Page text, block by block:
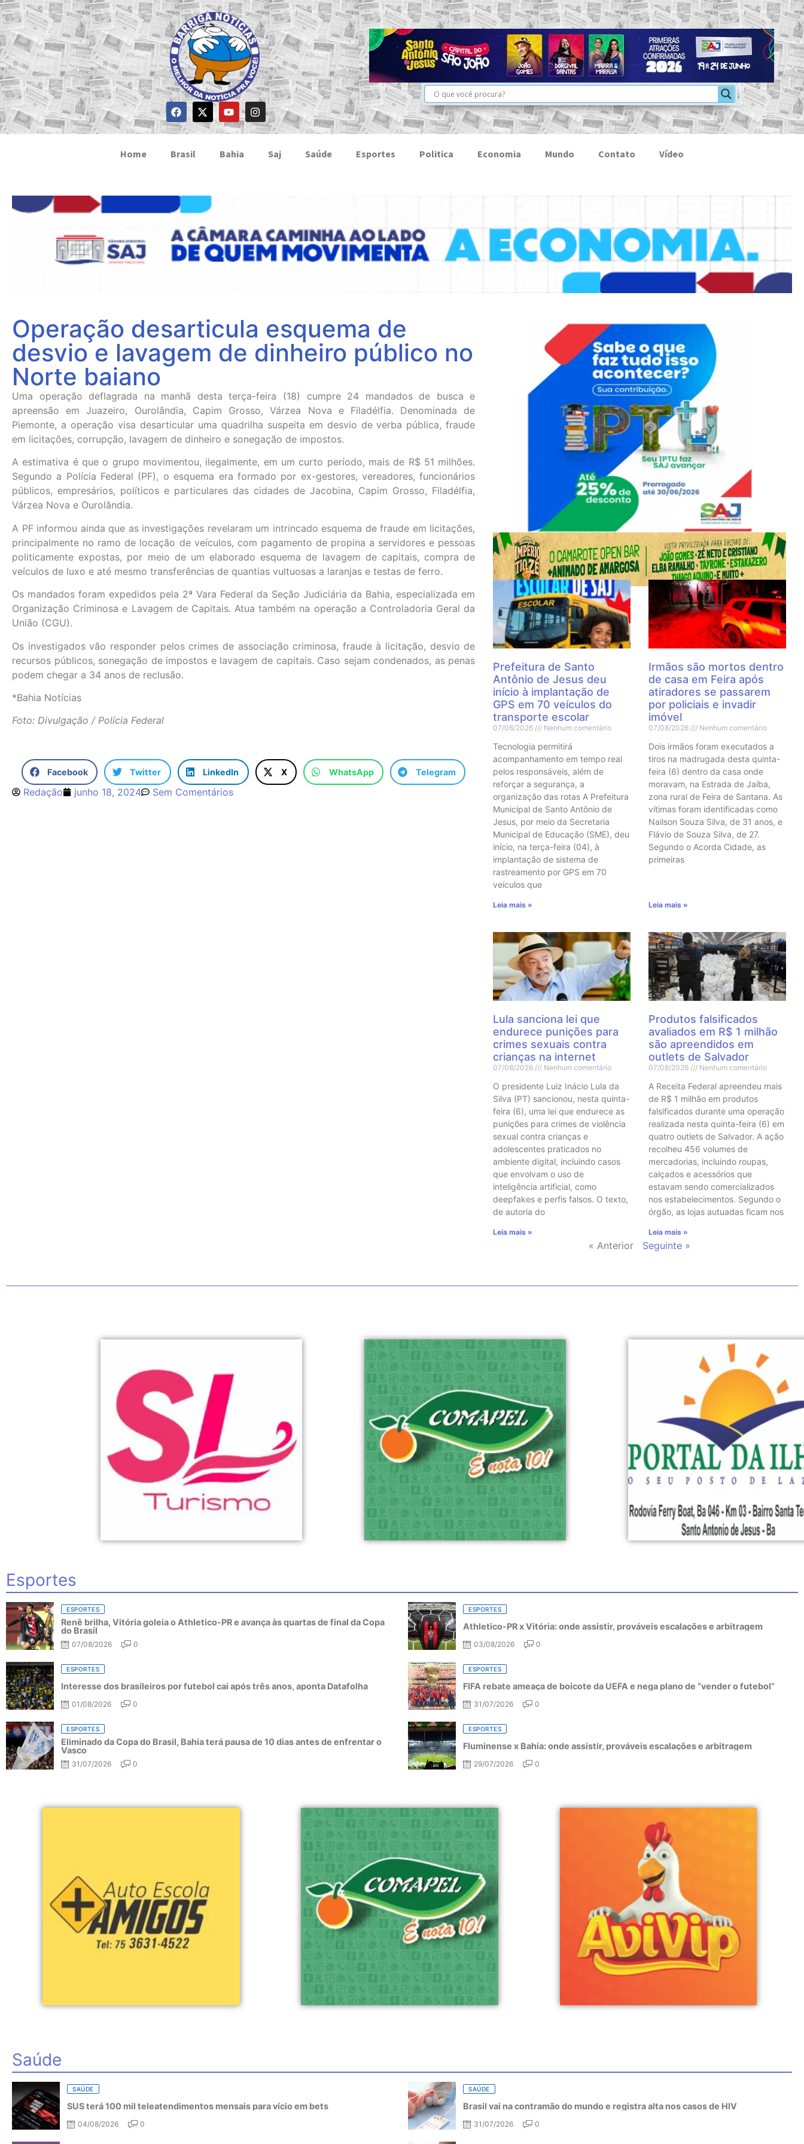
Home Brasil Bahia Saj Saúde Esportes Politica Economia Mundo Contato Vídeo
Operação desarticula esquema de
desvio e lavagem de dinheiro público no
Norte baiano
Uma operação deflagrada na manhã desta terça-feira (18) cumpre 24 mandados de busca e
apreensão em Juazeiro, Ourolândia, Capim Grosso, Várzea Nova e Filadélfia. Denominada de
Piemonte, a operação visa desarticular uma quadrilha suspeita em desvio de verba pública, fraude
em licitações, corrupção, lavagem de dinheiro e sonegação de impostos.
A estimativa é que o grupo movimentou, ilegalmente, em um curto período, mais de R$ 51 milhões.
Segundo a Polícia Federal (PF), o esquema era formado por ex-gestores, vereadores, funcionários
públicos, empresários, políticos e particulares das cidades de Jacobina, Capim Grosso, Filadélfia,
Várzea Nova e Ourolândia.
A PF informou ainda que as investigações revelaram um intrincado esquema de fraude em licitações,
principalmente no ramo de locação de veículos, com pagamento de propina a servidores e pessoas
politicamente expostas, por meio de um elaborado esquema de lavagem de capitais, compra de
veículos de luxo e até mesmo transferências de quantias vultuosas a laranjas e testas de ferro.
Os mandados foram expedidos pela 2ª Vara Federal da Seção Judiciária da Bahia, especializada em
Organização Criminosa e Lavagem de Capitais. Atua também na operação a Controladoria Geral da
União (CGU).
Os investigados vão responder pelos crimes de associação criminosa, fraude à licitação, desvio de
recursos públicos, sonegação de impostos e lavagem de capitais. Caso sejam condenados, as penas
podem chegar a 34 anos de reclusão.
*Bahia Notícias
Foto: Divulgação / Polícia Federal
Facebook Twitter LinkedIn X WhatsApp Telegram
Redação junho 18, 2024 Sem Comentários
Mais Notícias
Prefeitura de Santo
Antônio de Jesus deu
início à implantação de
GPS em 70 veículos do
transporte escolar
07/08/2026 Nenhum comentário
Tecnologia permitirá
acompanhamento em tempo real
pelos responsáveis, além de
reforçar a segurança, a
organização das rotas A Prefeitura
Municipal de Santo Antônio de
Jesus, por meio da Secretaria
Municipal de Educação (SME), deu
início, na terça-feira (04), à
implantação de sistema de
rastreamento por GPS em 70
veículos que
Leia mais »
Irmãos são mortos dentro
de casa em Feira após
atiradores se passarem
por policiais e invadir
imóvel
07/08/2026 Nenhum comentário
Dois irmãos foram executados a
tiros na madrugada desta quinta-
feira (6) dentro da casa onde
moravam, na Estrada de Jaíba,
zona rural de Feira de Santana. As
vítimas foram identificadas como
Nailson Souza Silva, de 31 anos, e
Flávio de Souza Silva, de 27.
Segundo o Acorda Cidade, as
primeiras
Leia mais »
Lula sanciona lei que
endurece punições para
crimes sexuais contra
crianças na internet
07/08/2026 Nenhum comentário
O presidente Luiz Inácio Lula da
Silva (PT) sancionou, nesta quinta-
feira (6), uma lei que endurece as
punições para crimes de violência
sexual contra crianças e
adolescentes praticados no
ambiente digital, incluindo casos
que envolvam o uso de
inteligência artificial, como
deepfakes e perfis falsos. O texto,
de autoria do
Leia mais »
Produtos falsificados
avaliados em R$ 1 milhão
são apreendidos em
outlets de Salvador
07/08/2026 Nenhum comentário
A Receita Federal apreendeu mais
de R$ 1 milhão em produtos
falsificados durante uma operação
realizada nesta quinta-feira (6) em
quatro outlets de Salvador. A ação
recolheu 456 volumes de
mercadorias, incluindo roupas,
calçados e acessórios que
estavam sendo comercializados
nos estabelecimentos. Segundo o
órgão, as lojas autuadas ficam nos
Leia mais »
« Anterior Seguinte »
Esportes
ESPORTES
Renê brilha, Vitória goleia o Athletico-PR e avança às quartas de final da Copa
do Brasil
07/08/2026 0
ESPORTES
Athletico-PR x Vitória: onde assistir, prováveis escalações e arbitragem
03/08/2026 0
ESPORTES
Interesse dos brasileiros por futebol cai após três anos, aponta Datafolha
01/08/2026 0
ESPORTES
FIFA rebate ameaça de boicote da UEFA e nega plano de “vender o futebol”
31/07/2026 0
ESPORTES
Eliminado da Copa do Brasil, Bahia terá pausa de 10 dias antes de enfrentar o
Vasco
31/07/2026 0
ESPORTES
Fluminense x Bahia: onde assistir, prováveis escalações e arbitragem
29/07/2026 0
Saúde
SAÚDE
SUS terá 100 mil teleatendimentos mensais para vício em bets
04/08/2026 0
SAÚDE
Brasil vai na contramão do mundo e registra alta nos casos de HIV
31/07/2026 0